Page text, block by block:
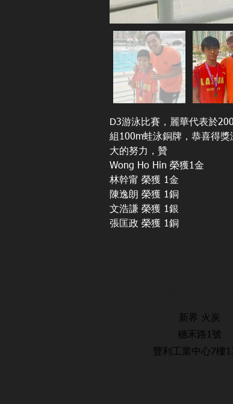
D3游泳比賽，麗華代表於
組100m蛙泳銅牌，恭喜得
大的努力，贊
Wong Ho Hin 榮獲1金
林幹甯 榮獲 1金
陳逸朗 榮獲 1銅
文浩謙 榮獲 1銀
張匡政 榮獲 1銅
新界 火炭
穗禾路1號
豐利工業中心7樓